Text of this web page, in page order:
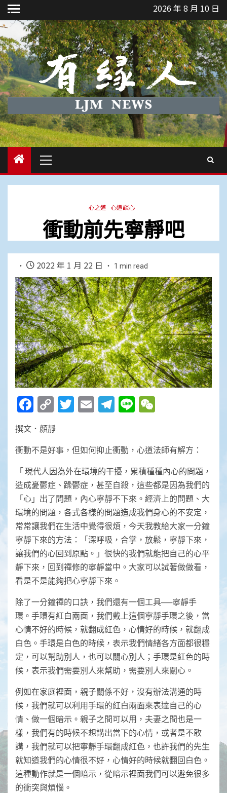
Skip
to
content
2026 年 8 月 10 日
Menu
心之道 心道談心
衝動前先寧靜吧
2022 年 1 月 22 日 1 min read
Facebook
Copy
Link
Twitter
EmailTelegram
Line
撰文．顏靜
衝動不是好事，但如何抑止衝動，心道法師有解方：
「 現代人因為外在環境的干擾，累積種種內心的問題，
造成憂鬱症、躁鬱症，甚至自殺，這些都是因為我們的
「心」出了問題，內心寧靜不下來。經濟上的問題、大
環境的問題，各式各樣的問題造成我們身心的不安定，
常常讓我們在生活中覺得很煩，今天我教給大家一分鐘
寧靜下來的方法：「深呼吸，合掌，放鬆，寧靜下來，
讓我們的心回到原點。」很快的我們就能把自己的心平
靜下來，回到禪修的寧靜當中。大家可以試著做做看，
看是不是能夠把心寧靜下來。
除了一分鐘禪的口訣，我們還有一個工具──寧靜手
環。手環有紅白兩面，我們戴上這個寧靜手環之後，當
心情不好的時候，就翻成紅色，心情好的時候，就翻成
白色。手環是白色的時候，表示我們情緒各方面都很穩
定，可以幫助別人，也可以關心別人；手環是紅色的時
候，表示我們需要別人來幫助，需要別人來關心。
例如在家庭裡面，親子關係不好，沒有辦法溝通的時
候，我們就可以利用手環的紅白兩面來表達自己的心
情、做一個暗示。親子之間可以用，夫妻之間也是一
樣，我們有的時候不想講出當下的心情，或者是不敢
講，我們就可以把寧靜手環翻成紅色，也許我們的先生
就知道我們的心情很不好，心情好的時候就翻回白色。
這種動作就是一個暗示，從暗示裡面我們可以避免很多
的衝突與煩惱。